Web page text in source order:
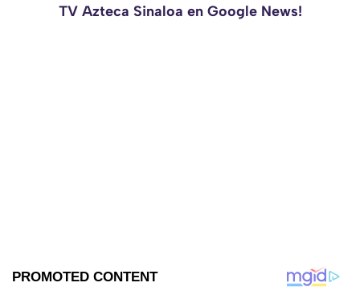
TV Azteca Sinaloa en Google News!